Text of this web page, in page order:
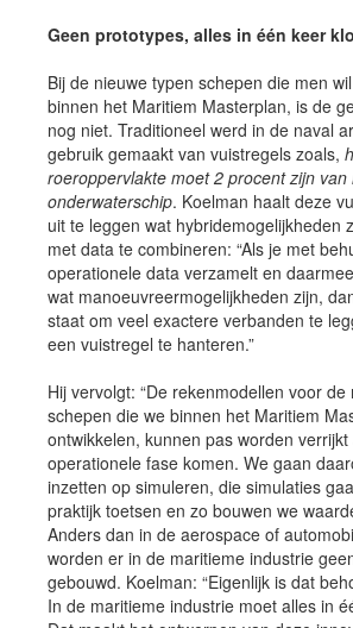
Geen prototypes, alles in één keer
Bij de nieuwe typen schepen die men
binnen het Maritiem Masterplan, is de
nog niet. Traditioneel werd in de naval
gebruik gemaakt van vuistregels zoals,
roeroppervlakte moet 2 procent zijn van
onderwaterschip. Koelman haalt deze
uit te leggen wat hybridemogelijkheden
met data te combineren: “Als je met
operationele data verzamelt en
wat manoeuvreermogelijkheden zijn,
staat om veel exactere verbanden te
een vuistregel te hanteren.”
Hij vervolgt: “De rekenmodellen voor
schepen die we binnen het Maritiem
ontwikkelen, kunnen pas worden
operationele fase komen. We gaan
inzetten op simuleren, die simulaties
praktijk toetsen en zo bouwen we
Anders dan in de aerospace of
worden er in de maritieme industrie
gebouwd. Koelman: “Eigenlijk is dat
In de maritieme industrie moet alles in